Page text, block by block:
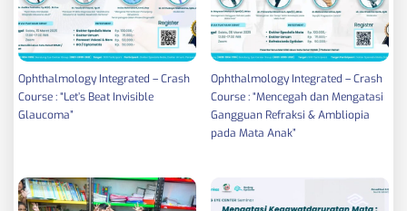
Ophthalmology Integrated – Crash
Course : “Let’s Beat Invisible
Glaucoma”
Ophthalmology Integrated – Crash
Course : “Mencegah dan Mengatasi
Gangguan Refraksi & Ambliopia
pada Mata Anak”